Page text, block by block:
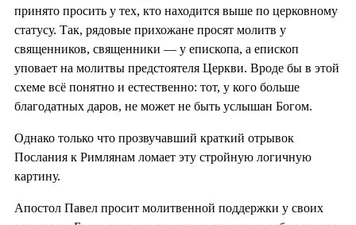
принято просить у тех, кто находится выше по церковному
статусу. Так, рядовые прихожане просят молитв у
священников, священники — у епископа, а епископ
уповает на молитвы предстоятеля Церкви. Вроде бы в этой
схеме всё понятно и естественно: тот, у кого больше
благодатных даров, не может не быть услышан Богом.
Однако только что прозвучавший краткий отрывок
Послания к Римлянам ломает эту стройную логичную
картину.
Апостол Павел просит молитвенной поддержки у своих